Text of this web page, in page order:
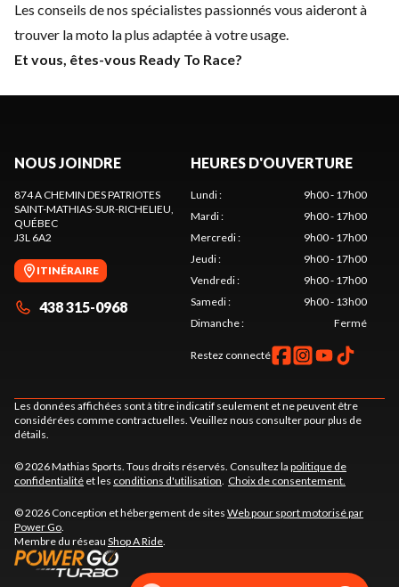
Les conseils de nos spécialistes passionnés vous aideront à
trouver la moto la plus adaptée à votre usage.
Et vous, êtes-vous Ready To Race?
NOUS JOINDRE
874 A CHEMIN DES PATRIOTES
SAINT-MATHIAS-SUR-RICHELIEU,
QUÉBEC
J3L 6A2
ITINÉRAIRE
438 315-0968
HEURES D'OUVERTURE
Lundi:
9h00 - 17h00
Mardi:
9h00 - 17h00
Mercredi:
9h00 - 17h00
Jeudi:
9h00 - 17h00
Vendredi:
9h00 - 17h00
Samedi:
9h00 - 13h00
Dimanche: Fermé
Restez connecté
Les données affichées sont à titre indicatif seulement et ne peuvent être
considérées comme contractuelles. Veuillez nous consulter pour plus de
détails.
© 2026 Mathias Sports. Tous droits réservés. Consultez la politique de
confidentialité et les conditions d'utilisation. Choix de consentement.
© 2026 Conception et hébergement de sites Web pour sport motorisé par
Power Go.
Membre du réseau Shop A Ride.